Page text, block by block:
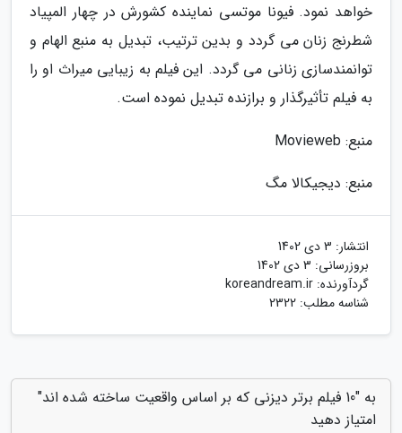
خواهد نمود. فیونا موتسی نماینده کشورش در چهار المپیاد
شطرنج زنان می گردد و بدین ترتیب، تبدیل به منبع الهام و
توانمندسازی زنانی می گردد. این فیلم به زیبایی میراث او را
به فیلم تأثیرگذار و برازنده تبدیل نموده است.
منبع: Movieweb
منبع: دیجیکالا مگ
انتشار: 3 دی 1402
بروزرسانی: 3 دی 1402
گردآورنده: koreandream.ir
شناسه مطلب: 2322
به "10 فیلم برتر دیزنی که بر اساس واقعیت ساخته شده اند"
امتیاز دهید